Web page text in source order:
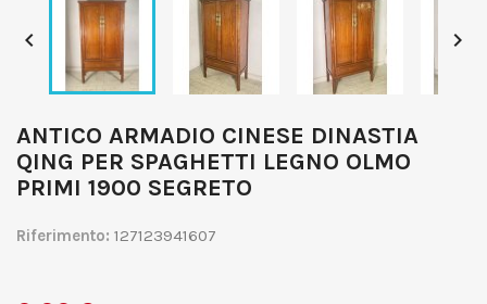
 
ANTICO ARMADIO CINESE DINASTIA
QING PER SPAGHETTI LEGNO OLMO
PRIMI 1900 SEGRETO
Riferimento: 127123941607